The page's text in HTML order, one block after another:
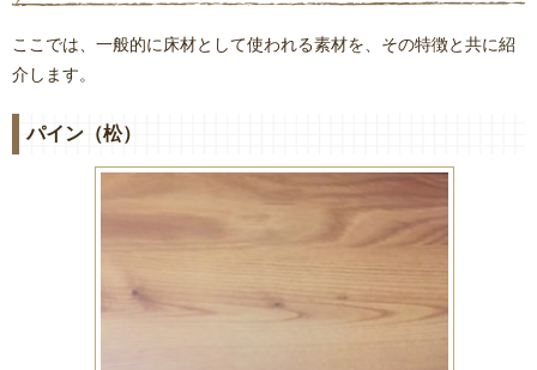
ここでは、一般的に床材として使われる素材を、その特徴と共に紹
介します。
パイン（松）